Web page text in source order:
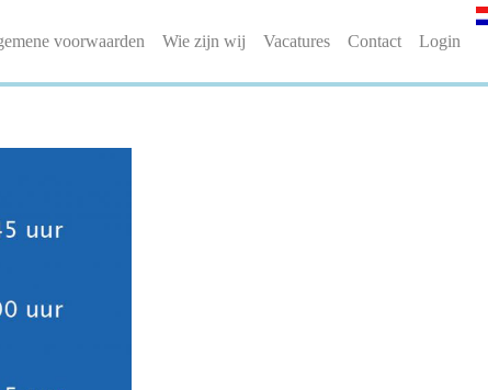
voorwaarden Wie zijn wij Vacatures Contact Login